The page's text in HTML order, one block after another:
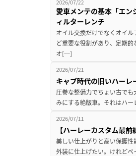
2026/07/22
愛車メンテの基本「エ
ィルターレンチ
オイル交換だけでなくオイ
ど重要な役割があり、定期
オ[…]
2026/07/21
キャブ時代の旧いハー
圧巻な整備力でちょい古で
みにする絶版車。それはハ
2026/07/11
【ハーレーカスタム最
美しい仕上がりと高い保護
外装に仕上げたい。けれど